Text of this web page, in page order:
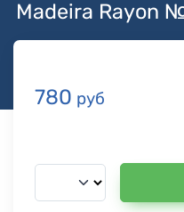
Madeira Rayon
780 руб